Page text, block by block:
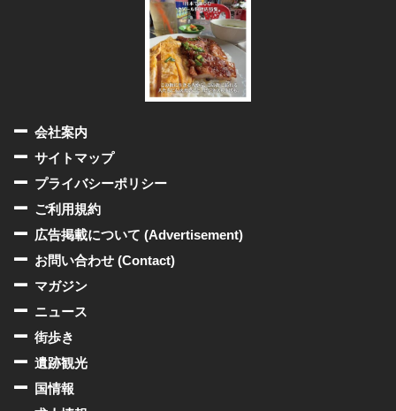
会社案内
サイトマップ
プライバシーポリシー
ご利用規約
広告掲載について (Advertisement)
お問い合わせ (Contact)
マガジン
ニュース
街歩き
遺跡観光
国情報